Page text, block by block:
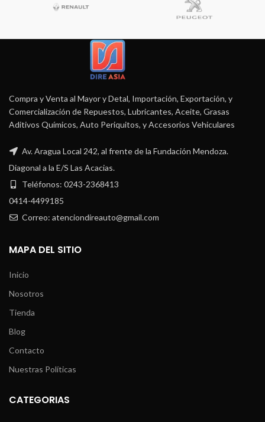
Compra y Venta al Mayor y Detal, Importación, Exportación, y
Comercialización de Repuestos, Lubricantes, Aceite, Grasas
Aditivos Químicos, Auto Periquitos, y Accesorios Vehiculares
Av. Aragua Local 242, al frente de la Fundación Mendoza.
Diagonal a la E/S Las Acacias.
Teléfonos: 0243-2368413
0414-4499185
Correo: atenciondireauto@gmail.com
MAPA DEL SITIO
Inicio
Nosotros
Tienda
Blog
Contacto
Nuestras Políticas
CATEGORIAS